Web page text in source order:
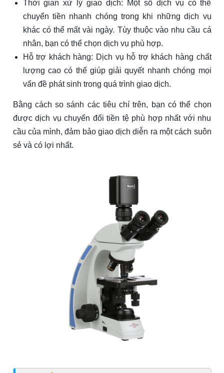
Thời gian xử lý giao dịch: Một số dịch vụ có thể
chuyển tiền nhanh chóng trong khi những dịch vụ
khác có thể mất vài ngày. Tùy thuộc vào nhu cầu cá
nhân, bạn có thể chọn dịch vụ phù hợp.
Hỗ trợ khách hàng: Dịch vụ hỗ trợ khách hàng chất
lượng cao có thể giúp giải quyết nhanh chóng mọi
vấn đề phát sinh trong quá trình giao dịch.
Bằng cách so sánh các tiêu chí trên, bạn có thể chọn
được dịch vụ chuyển đổi tiền tệ phù hợp nhất với nhu
cầu của mình, đảm bảo giao dịch diễn ra một cách suôn
sẻ và có lợi nhất.